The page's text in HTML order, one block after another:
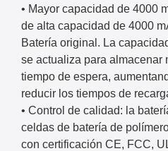
• Mayor capacidad de 4000
de alta capacidad de 4000
Batería original. La
se actualiza para almacenar
tiempo de espera,
reducir los tiempos de
• Control de calidad: la
celdas de batería de
con certificación CE, FCC,